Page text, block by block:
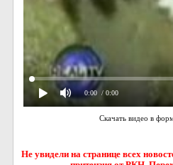
0:00 / 0:00
Скачать видео в
Не увидели на странице всех